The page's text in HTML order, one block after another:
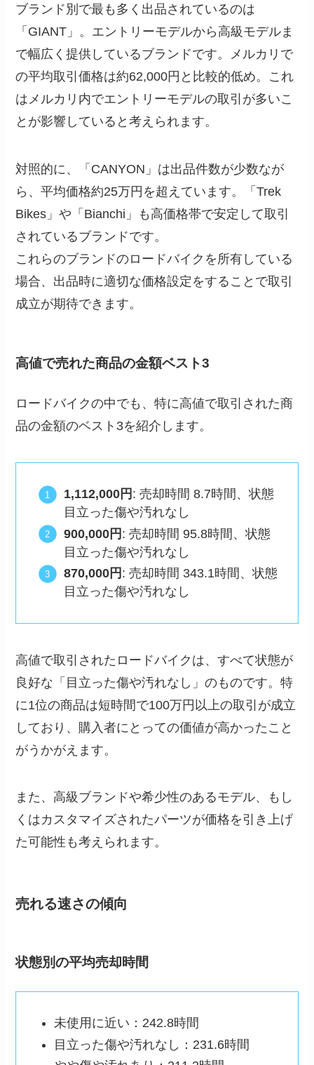
ブランド別で最も多く出品されているのは
「GIANT」。エントリーモデルから高級モデルま
で幅広く提供しているブランドです。メルカリで
の平均取引価格は約62,000円と比較的低め。これ
はメルカリ内でエントリーモデルの取引が多いこ
とが影響していると考えられます。
対照的に、「CANYON」は出品件数が少数なが
ら、平均価格約25万円を超えています。「Trek
Bikes」や「Bianchi」も高価格帯で安定して取引
されているブランドです。
これらのブランドのロードバイクを所有している
場合、出品時に適切な価格設定をすることで取引
成立が期待できます。
高値で売れた商品の金額ベスト3
ロードバイクの中でも、特に高値で取引された商
品の金額のベスト3を紹介します。
1,112,000円 : 売却時間 8.7時間、状態
目立った傷や汚れなし
900,000円 : 売却時間 95.8時間、状態
目立った傷や汚れなし
870,000円 : 売却時間 343.1時間、状態
目立った傷や汚れなし
高値で取引されたロードバイクは、すべて状態が
良好な「目立った傷や汚れなし」のものです。特
に1位の商品は短時間で100万円以上の取引が成立
しており、購入者にとっての価値が高かったこと
がうかがえます。
また、高級ブランドや希少性のあるモデル、もし
くはカスタマイズされたパーツが価格を引き上げ
た可能性も考えられます。
売れる速さの傾向
状態別の平均売却時間
未使用に近い：242.8時間
目立った傷や汚れなし：231.6時間